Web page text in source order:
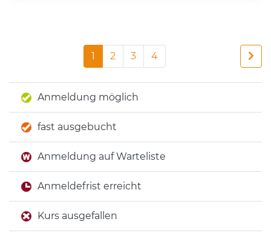
1 2 3 4
Anmeldung möglich
fast ausgebucht
Anmeldung auf Warteliste
Anmeldefrist erreicht
Kurs ausgefallen